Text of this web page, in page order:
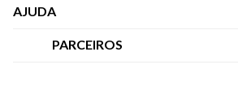
Quem Somos
AJUDA
Central de Atendimento
PARCEIROS